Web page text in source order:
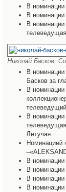
В
В
В номинации
Николай Басков,
В
Басков за
В
В
Летучая
Номинацией
В
В
В
В